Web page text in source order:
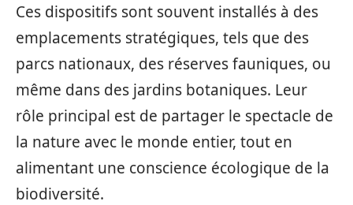
Ces dispositifs sont souvent installés à des
emplacements stratégiques, tels que des
parcs nationaux, des réserves fauniques, ou
même dans des jardins botaniques. Leur
rôle principal est de partager le spectacle de
la nature avec le monde entier, tout en
alimentant une conscience écologique de la
biodiversité.